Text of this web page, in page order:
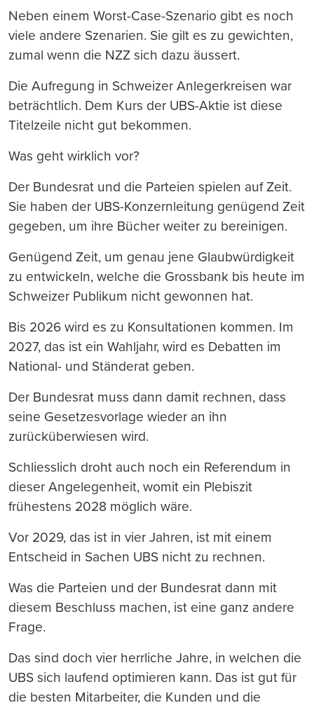
Neben einem Worst-Case-Szenario gibt es noch
viele andere Szenarien. Sie gilt es zu gewichten,
zumal wenn die NZZ sich dazu äussert.
Die Aufregung in Schweizer Anlegerkreisen war
beträchtlich. Dem Kurs der UBS-Aktie ist diese
Titelzeile nicht gut bekommen.
Was geht wirklich vor?
Der Bundesrat und die Parteien spielen auf Zeit.
Sie haben der UBS-Konzernleitung genügend Zeit
gegeben, um ihre Bücher weiter zu bereinigen.
Genügend Zeit, um genau jene Glaubwürdigkeit
zu entwickeln, welche die Grossbank bis heute im
Schweizer Publikum nicht gewonnen hat.
Bis 2026 wird es zu Konsultationen kommen. Im
2027, das ist ein Wahljahr, wird es Debatten im
National- und Ständerat geben.
Der Bundesrat muss dann damit rechnen, dass
seine Gesetzesvorlage wieder an ihn
zurücküberwiesen wird.
Schliesslich droht auch noch ein Referendum in
dieser Angelegenheit, womit ein Plebiszit
frühestens 2028 möglich wäre.
Vor 2029, das ist in vier Jahren, ist mit einem
Entscheid in Sachen UBS nicht zu rechnen.
Was die Parteien und der Bundesrat dann mit
diesem Beschluss machen, ist eine ganz andere
Frage.
Das sind doch vier herrliche Jahre, in welchen die
UBS sich laufend optimieren kann. Das ist gut für
die besten Mitarbeiter, die Kunden und die